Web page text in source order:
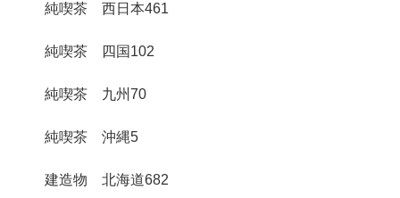
純喫茶 西日本461
純喫茶 四国 102
純喫茶 九州70
純喫茶 沖縄5
建造物 北海道682